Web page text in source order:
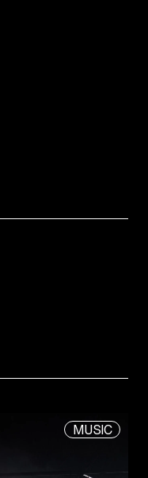
MUSIC